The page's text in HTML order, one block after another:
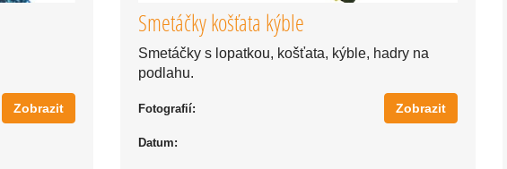
Zobrazit
Smetáčky košťata kýble
Smetáčky s lopatkou, košťata, kýble, hadry na
podlahu.
Fotografií:
Datum:
Zobrazit